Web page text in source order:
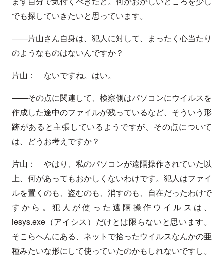
でも探していきたいと思っています。
――片山さん自身は、犯人に対して、まったく心当たり
のようなものはないんですか？
片山： ないですね。はい。
――その点に関連して、検察側はパソコンにウイルスを
作成した途中のファイルが残っているなど、そういう形
跡があると主張しているようですが、その点について
は、どうお考えですか？
片山： やはり、私のパソコンが遠隔操作されていた以
上、何があってもおかしくないわけです。犯人はファイ
ルを置くのも、盗むのも、消すのも、自在だったわけで
すから。犯人が使った遠隔操作ウイルスは、
iesys.exe（アイシス）だけとは限らないと思います。
そこらへんにある、ネットで拾ったウイルスなんかの亜
種みたいな形にして使っていたのかもしれないですし。